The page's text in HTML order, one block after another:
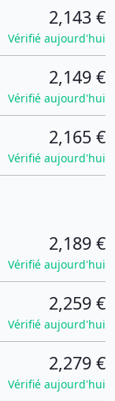
2,143 €
Vérifié aujourd'hui
2,149 €
Vérifié aujourd'hui
2,165 €
Vérifié aujourd'hui
2,189 €
Vérifié aujourd'hui
2,259 €
Vérifié aujourd'hui
2,279 €
Vérifié aujourd'hui